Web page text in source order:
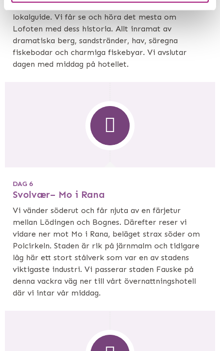
Denna dag reser vi runt på Lofoten med vår
lokalguide. Vi får se och höra det mesta om
Lofoten med dess historia. Allt inramat av
dramatiska berg, sandstränder, hav, säregna
fiskebodar och charmiga fiskebyar. Vi avslutar
dagen med middag på hotellet.
DAG 6
Svolvær– Mo i Rana
Vi vänder söderut och får njuta av en färjetur
mellan Lödingen och Bognes. Därefter reser vi
vidare ner mot Mo i Rana, beläget strax söder om
Polcirkeln. Staden är rik på järnmalm och tidigare
låg här ett stort stålverk som var en av stadens
viktigaste industri. Vi passerar staden Fauske på
denna vackra väg ner till vårt övernattningshotell
där vi intar vår middag.